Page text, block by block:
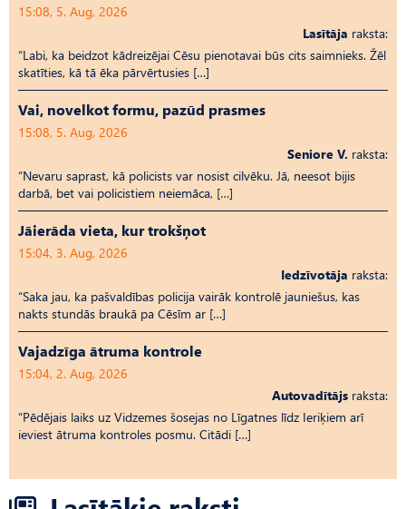
15:08, 5. Aug, 2026
Lasītāja raksta:
“Labi, ka beidzot kādreizējai Cēsu pienotavai būs cits saimnieks. Žēl
skatīties, kā tā ēka pārvērtusies […]
Vai, novelkot formu, pazūd prasmes
15:08, 5. Aug, 2026
Seniore V. raksta:
“Nevaru saprast, kā policists var nosist cilvēku. Jā, neesot bijis
darbā, bet vai policistiem neiemāca, […]
Jāierāda vieta, kur trokšņot
15:04, 3. Aug, 2026
Iedzīvotāja raksta:
“Saka jau, ka pašvaldības policija vairāk kontrolē jauniešus, kas
nakts stundās braukā pa Cēsīm ar […]
Vajadzīga ātruma kontrole
15:04, 2. Aug, 2026
Autovadītājs raksta:
“Pēdējais laiks uz Vid­ze­mes šosejas no Līgatnes līdz Ieriķiem arī
ieviest ātruma kontroles posmu. Citādi […]